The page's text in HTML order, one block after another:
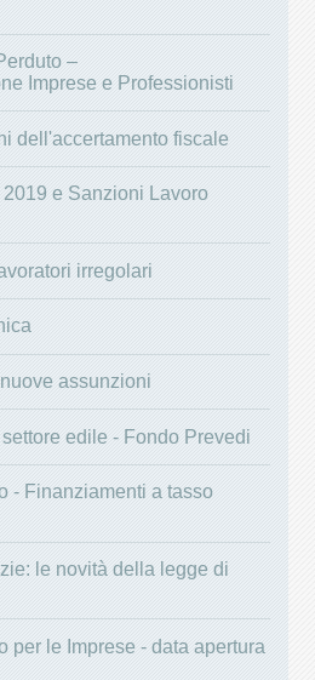
–
Imprese e Professionisti
dell'accertamento fiscale
e Sanzioni Lavoro
irregolari
assunzioni
edile - Fondo Prevedi
- Finanziamenti a tasso
le novità della legge di
per le Imprese - data apertura